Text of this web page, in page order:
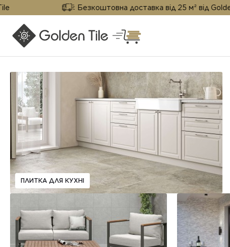
Безкоштовна доставка від 25 м² від Golden Tile
ПЛИТКА ДЛЯ КУХНІ